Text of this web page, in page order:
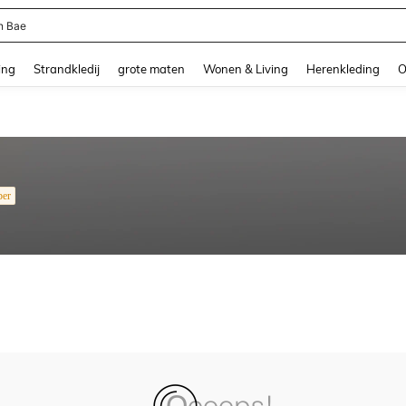
Bae
Strandkledij grote maten Wonen & Living Herenkleding